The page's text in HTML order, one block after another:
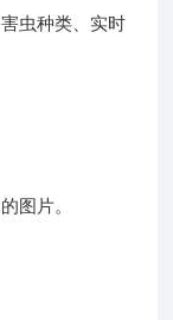
虫种类、实时
图片。